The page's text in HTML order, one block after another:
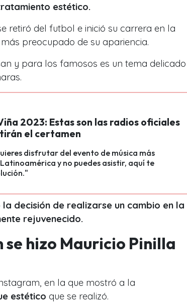
estético.
retiró del futbol e inició su carrera en la
preocupado de su apariencia.
y para los famosos es un tema delicado
2023: Estas son las radios oficiales
el certamen
disfrutar del evento de música más
y no puedes asistir, aquí te
la decisión de realizarse un cambio en la
rejuvenecido.
se hizo Mauricio Pinilla
en la que mostró a la
estético que se realizó.